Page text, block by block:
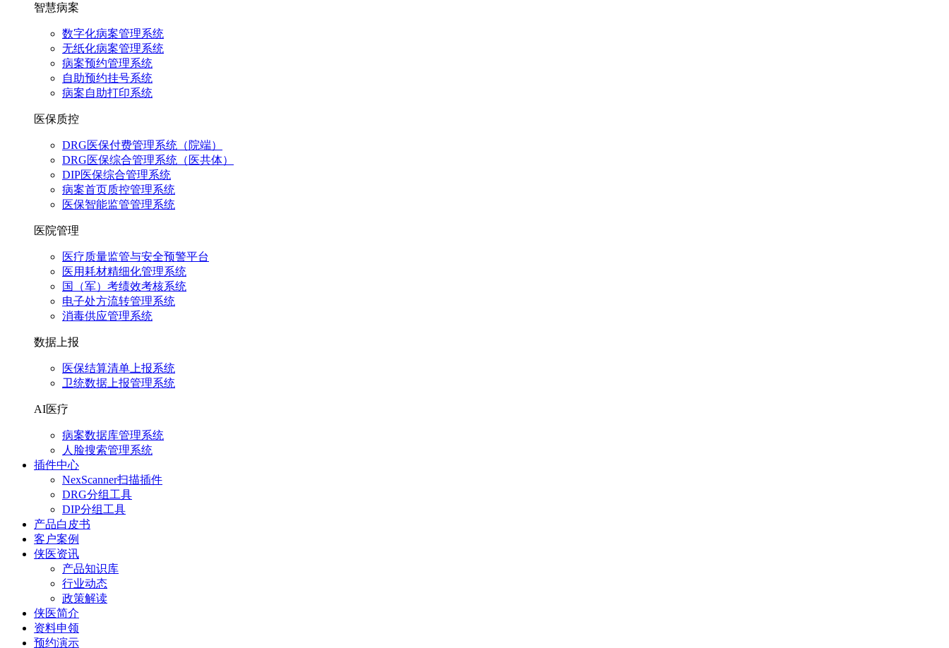
智慧病案
数字化病案管理系统
无纸化病案管理系统
病案预约管理系统
自助预约挂号系统
病案自助打印系统
医保质控
DRG医保付费管理系统（院端）
DRG医保综合管理系统（医共体）
DIP医保综合管理系统
病案首页质控管理系统
医保智能监管管理系统
医院管理
医疗质量监管与安全预警平台
医用耗材精细化管理系统
国（军）考绩效考核系统
电子处方流转管理系统
消毒供应管理系统
数据上报
医保结算清单上报系统
卫统数据上报管理系统
AI医疗
病案数据库管理系统
人脸搜索管理系统
插件中心
NexScanner扫描插件
DRG分组工具
DIP分组工具
产品白皮书
客户案例
侠医资讯
产品知识库
行业动态
政策解读
侠医简介
资料申领
预约演示